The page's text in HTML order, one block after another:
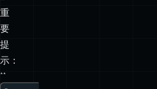
示：
**
Secret
keys
必
须